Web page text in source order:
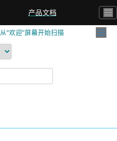
产品文档
从“欢迎”屏幕开始扫描